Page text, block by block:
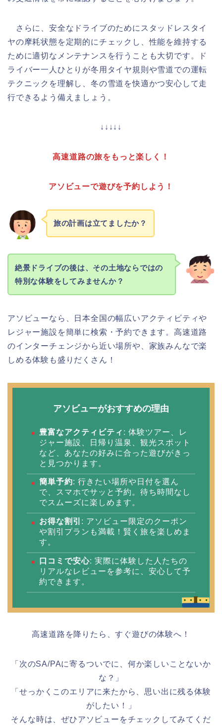
さらに、安全なドライブのためにスタッドレスタイ
ヤの摩耗状態を定期的にチェックし、性能を維持する
ために適切なメンテナンスを行うことも大切です。ド
ライバー一人ひとりが冬用タイヤ規則や雪道での運転
テクニックを理解し、冬の雪道を快適かつ安心して走
行できるよう備えましょう。
↓↓↓↓↓
高速道路の旅をもっと楽しく！
アソビューで遊びを予約しよう！
旅の計画は立てましたか？
絶景ドライブの後は、その土地ならではの
特別な体験をしてみませんか？
アソビューなら、日本全国の幅広いアクティビティや
レジャー施設を簡単に検索・予約できます。高速道路
のインターチェンジから近い場所や、家族みんなで楽
しめる体験も盛りだくさん！
アソビューがおすすめの理由
豊富なアクティビティ : 体験ツアー、レ
ジャー施設、日帰り温泉、観光スポット
など、あなたの好みに合った遊びがきっ
と見つかります。
簡単予約: 行きたい場所や日付を選ん
で、スマホでサッと予約。待ち時間なし
でスムーズに楽しめます。
お得な割引 : アソビュー限定のクーポン
や割引プランも満載！賢く旅を楽しめま
す。
口コミで安心: 実際に体験した人たちの
リアルなレビューを参考に、安心して予
約できます。
高速道路を降りたら、すぐ遊びの体験へ！
「次のSA/PAに寄るついでに、何か楽しいことないか
な？」
「せっかくこのエリアに来たから、思い出に残る体験
がしたい！」
そんな時は、ぜひアソビューをチェックしてみてくだ